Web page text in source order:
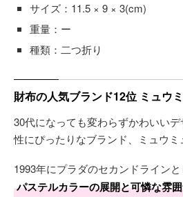
サイズ：11.5 × 9 × 3(cm)
重量：ー
種類：二つ折り
財布の人気ブランド12位 ミュウ
30代になっても変わらずかわいい
性にぴったりなブランド、ミュウミ
1993年にプラダのセカンドラインと
パステルカラーの展開と可憐な雰